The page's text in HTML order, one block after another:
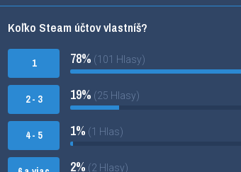
Koľko Steam účtov vlastníš?
1
2 - 3
4 - 5
78% (101 Hlasy)
19% (25 Hlasy)
1% (1 Hlas)
2% (2 Hlasy)